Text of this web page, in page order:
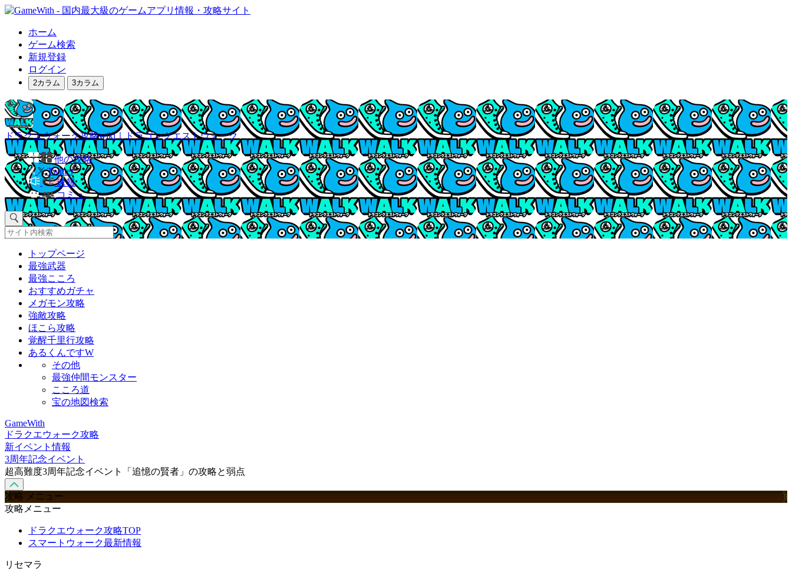
ホーム
ゲーム検索
新規登録
ログイン
2カラム 3カラム
ドラクエウォーク攻略wiki｜ドラゴンクエストウォーク
他の攻略
Twitter
速報
コミュ
トップページ
最強武器
最強こころ
おすすめガチャ
メガモン攻略
強敵攻略
ほこら攻略
覚醒千里行攻略
あるくんですW
その他
最強仲間モンスター
こころ道
宝の地図検索
GameWith
ドラクエウォーク攻略
新イベント情報
3周年記念イベント
超高難度3周年記念イベント「追憶の賢者」の攻略と弱点
攻略 メニュー
攻略メニュー
ドラクエウォーク攻略TOP
スマートウォーク最新情報
リセマラ